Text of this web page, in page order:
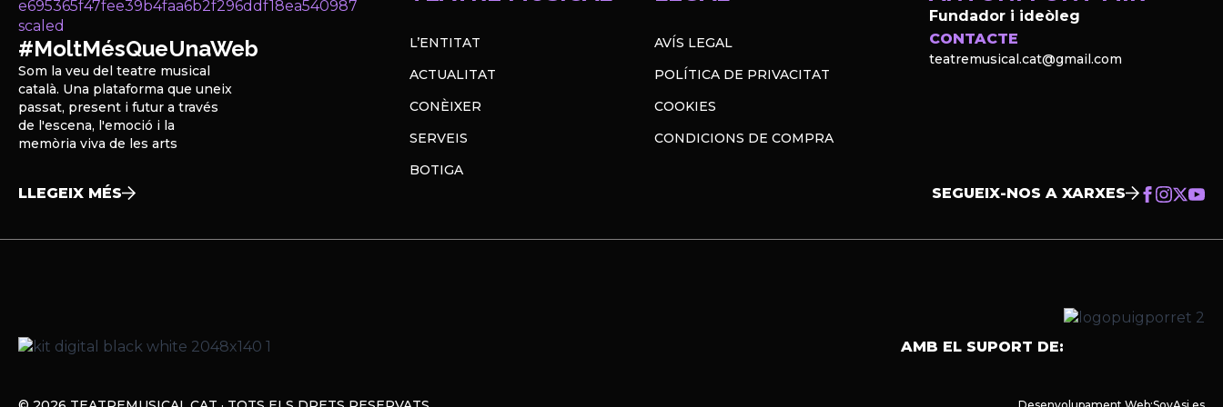
#MoltMésQueUnaWeb
Som la veu del teatre musical
català. Una plataforma que uneix
passat, present i futur a través
de l'escena, l'emoció i la
memòria viva de les arts
L’ENTITAT
ACTUALITAT
CONÈIXER
SERVEIS
BOTIGA
AVÍS LEGAL
POLÍTICA DE PRIVACITAT
COOKIES
CONDICIONS DE COMPRA
Fundador i ideòleg
CONTACTE
teatremusical.cat@gmail.com
LLEGEIX MÉS SEGUEIX-NOS A XARXES
AMB EL SUPORT DE: